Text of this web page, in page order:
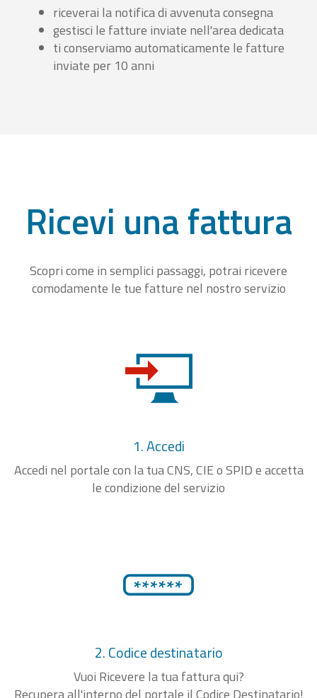
riceverai la notifica di avvenuta consegna
gestisci le fatture inviate nell'area dedicata
ti conserviamo automaticamente le fatture
inviate per 10 anni
Ricevi una fattura
Scopri come in semplici passaggi, potrai ricevere
comodamente le tue fatture nel nostro servizio
1. Accedi
Accedi nel portale con la tua CNS, CIE o SPID e accetta
le condizione del servizio
2. Codice destinatario
Vuoi Ricevere la tua fattura qui?
Recupera all'interno del portale il Codice Destinatario!